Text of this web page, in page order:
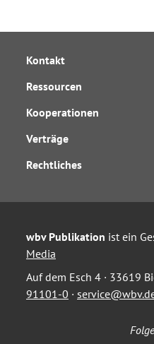
Kontakt
Ressourcen
Kooperationen
Verträge
Rechtliches
wbv Publikation ist ein
Media
Auf dem Esch 4 · 33619
91101-0 ·